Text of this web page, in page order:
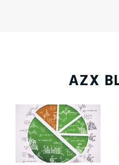
AZX